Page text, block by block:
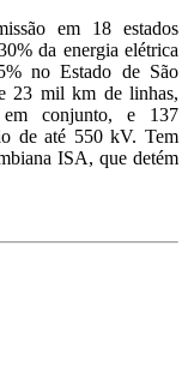
em 18 estados
da energia elétrica
no Estado de São
23 mil km de linhas,
em conjunto, e 137
de até 550 kV. Tem
ISA, que detém